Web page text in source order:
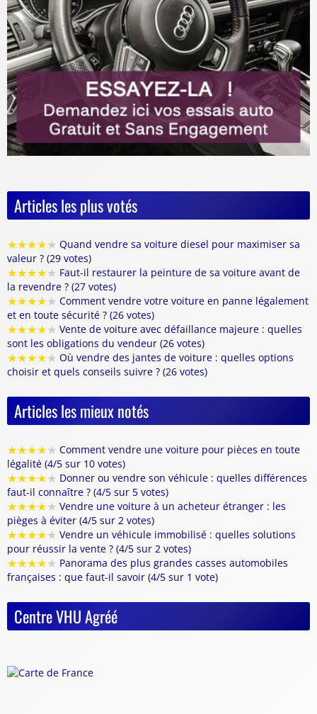
Articles les plus votés
★★★★★ Quand vendre sa voiture diesel pour maximiser sa
valeur ? (29 votes)
★★★★★ Faut-il restaurer la peinture de sa voiture avant de
la revendre ? (27 votes)
★★★★★ Comment vendre votre voiture en panne légalement
et en toute sécurité ? (26 votes)
★★★★★ Vente de voiture avec défaillance majeure : quelles
sont les obligations du vendeur (26 votes)
★★★★★ Où vendre des jantes de voiture : quelles options
choisir et quels conseils suivre ? (26 votes)
Articles les mieux notés
★★★★★ Comment vendre une voiture pour pièces en toute
légalité (4/5 sur 10 votes)
★★★★★ Donner ou vendre son véhicule : quelles différences
faut-il connaître ? (4/5 sur 5 votes)
★★★★★ Vendre une voiture à un acheteur étranger : les
pièges à éviter (4/5 sur 2 votes)
★★★★★ Vendre un véhicule immobilisé : quelles solutions
pour réussir la vente ? (4/5 sur 2 votes)
★★★★★ Panorama des plus grandes casses automobiles
françaises : que faut-il savoir (4/5 sur 1 vote)
Centre VHU Agréé